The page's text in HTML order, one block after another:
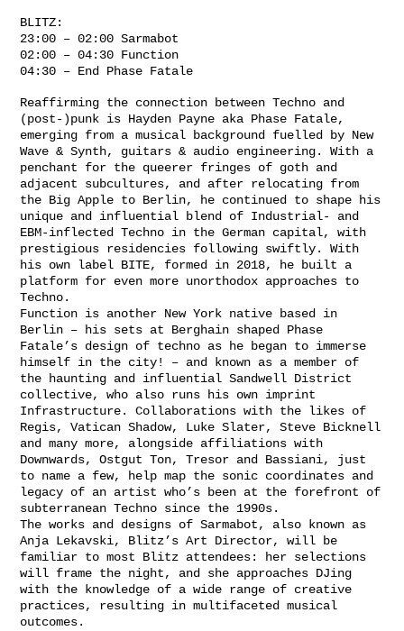
BLITZ:
23:00 – 02:00 Sarmabot
02:00 – 04:30 Function
04:30 – End Phase Fatale
Reaffirming the connection between Techno and
(post-)punk is Hayden Payne aka Phase Fatale,
emerging from a musical background fuelled by New
Wave & Synth, guitars & audio engineering. With a
penchant for the queerer fringes of goth and
adjacent subcultures, and after relocating from
the Big Apple to Berlin, he continued to shape his
unique and influential blend of Industrial- and
EBM-inflected Techno in the German capital, with
prestigious residencies following swiftly. With
his own label BITE, formed in 2018, he built a
platform for even more unorthodox approaches to
Techno.
Function is another New York native based in
Berlin – his sets at Berghain shaped Phase
Fatale’s design of techno as he began to immerse
himself in the city! – and known as a member of
the haunting and influential Sandwell District
collective, who also runs his own imprint
Infrastructure. Collaborations with the likes of
Regis, Vatican Shadow, Luke Slater, Steve Bicknell
and many more, alongside affiliations with
Downwards, Ostgut Ton, Tresor and Bassiani, just
to name a few, help map the sonic coordinates and
legacy of an artist who’s been at the forefront of
subterranean Techno since the 1990s.
The works and designs of Sarmabot, also known as
Anja Lekavski, Blitz’s Art Director, will be
familiar to most Blitz attendees: her selections
will frame the night, and she approaches DJing
with the knowledge of a wide range of creative
practices, resulting in multifaceted musical
outcomes.